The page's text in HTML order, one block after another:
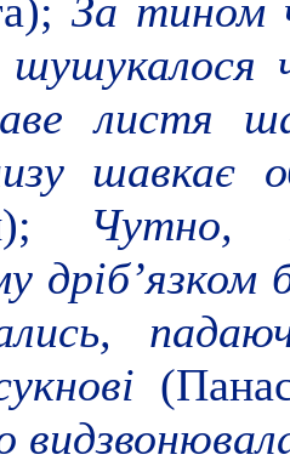
За тином
шушукалося
листя
шавкає
Чутно,
дріб’язком